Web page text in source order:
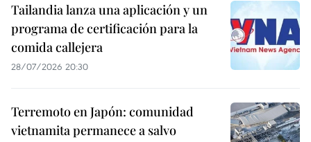
Tailandia lanza una aplicación y un
programa de certificación para la
comida callejera
28/07/2026 20:30
Terremoto en Japón: comunidad
vietnamita permanece a salvo